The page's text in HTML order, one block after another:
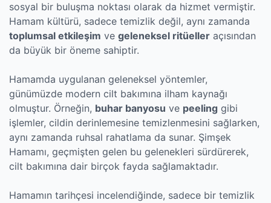
sosyal bir buluşma noktası olarak da hizmet vermiştir.
Hamam kültürü, sadece temizlik değil, aynı zamanda
toplumsal etkileşim ve geleneksel ritüeller açısından
da büyük bir öneme sahiptir.
Hamamda uygulanan geleneksel yöntemler,
günümüzde modern cilt bakımına ilham kaynağı
olmuştur. Örneğin, buhar banyosu ve peeling gibi
işlemler, cildin derinlemesine temizlenmesini sağlarken,
aynı zamanda ruhsal rahatlama da sunar. Şimşek
Hamamı, geçmişten gelen bu gelenekleri sürdürerek,
cilt bakımına dair birçok fayda sağlamaktadır.
Hamamın tarihçesi incelendiğinde, sadece bir temizlik